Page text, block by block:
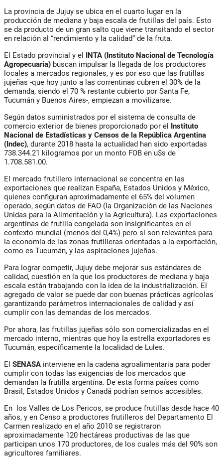
La provincia de Jujuy se ubica en el cuarto lugar en la
producción de mediana y baja escala de frutillas del país. Esto
se da producto de un gran salto que viene transitando el sector
en relación al “rendimiento y la calidad” de la fruta.
El Estado provincial y el INTA (Instituto Nacional de Tecnología
Agropecuaria) buscan impulsar la llegada de los productores
locales a mercados regionales, y es por eso que las frutillas
jujeñas -que hoy junto a las correntinas cubren el 30% de la
demanda, siendo el 70 % restante cubierto por Santa Fe,
Tucumán y Buenos Aires-, empiezan a movilizarse.
Según datos suministrados por el sistema de consulta de
comercio exterior de bienes proporcionado por el Instituto
Nacional de Estadísticas y Censos de la República Argentina
(Indec), durante 2018 hasta la actualidad han sido exportadas
738.344.21 kilogramos por un monto FOB en u$s de
1.708.581.00.
El mercado frutillero internacional se concentra en las
exportaciones que realizan España, Estados Unidos y México,
quienes configuran aproximadamente el 65% del volumen
operado, según datos de FAO (la Organización de las Naciones
Unidas para la Alimentación y la Agricultura). Las exportaciones
argentinas de frutilla congelada son insignificantes en el
contexto mundial (menos del 0,4%) pero sí son relevantes para
la economía de las zonas frutilleras orientadas a la exportación,
como es Tucumán, y las aspiraciones jujeñas.
Para lograr competir, Jujuy debe mejorar sus estándares de
calidad, cuestión en la que los productores de mediana y baja
escala están trabajando con la idea de la industrialización. El
agregado de valor se puede dar con buenas prácticas agrícolas
garantizando parámetros internacionales de calidad y así
cumplir con las demandas de los mercados.
Por ahora, las frutillas jujeñas sólo son comercializadas en el
mercado interno, mientras que hoy la estrella exportadores es
Tucumán, específicamente la localidad de Lules.
El SENASA interviene en la cadena agroalimentaria para poder
cumplir con todas las exigencias de los mercados que
demandan la frutilla argentina. De esta forma países como
Brasil, Estados Unidos y Canadá podrían sernos accesibles.
En los Valles de Los Pericos, se produce frutillas desde hace 40
años, y en Censo a productores frutilleros del Departamento El
Carmen realizado en el año 2010 se registraron
aproximadamente 120 hectáreas productivas de las que
participan unos 170 productores, de los cuales más del 90% son
agricultores familiares.